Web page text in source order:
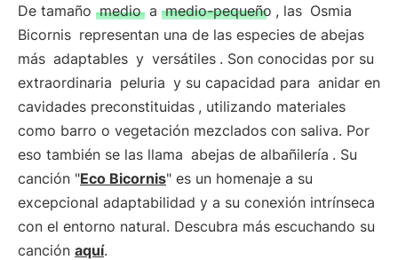
De tamaño medio a medio-pequeño , las Osmia
Bicornis representan una de las especies de abejas
más adaptables y versátiles . Son conocidas por su
extraordinaria peluria y su capacidad para anidar en
cavidades preconstituidas , utilizando materiales
como barro o vegetación mezclados con saliva. Por
eso también se las llama abejas de albañilería . Su
canción "Eco Bicornis" es un homenaje a su
excepcional adaptabilidad y a su conexión intrínseca
con el entorno natural. Descubra más escuchando su
canción aquí.